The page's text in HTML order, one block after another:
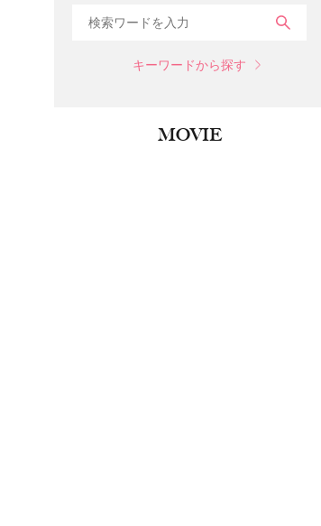
キーワードから探す
MOVIE